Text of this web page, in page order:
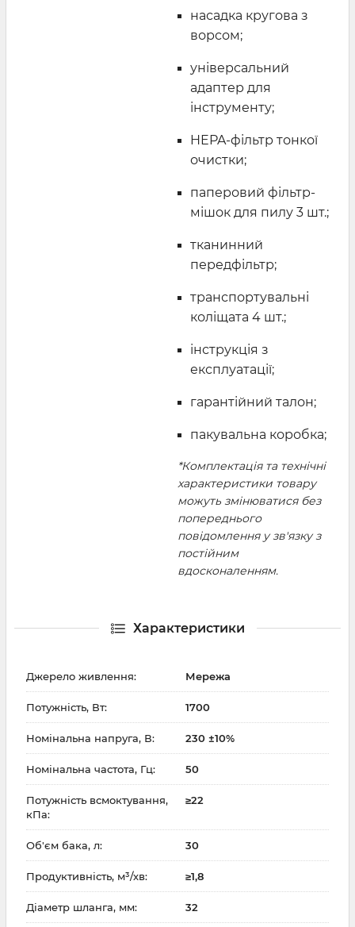
насадка кругова з
ворсом;
універсальний
адаптер для
інструменту;
HEPA-фільтр тонкої
очистки;
паперовий фільтр-
мішок для пилу 3 шт.;
тканинний
передфільтр;
транспортувальні
коліщата 4 шт.;
інструкція з
експлуатації;
гарантійний талон;
пакувальна коробка;
*Комплектація та технічні
характеристики товару
можуть змінюватися без
попереднього
повідомлення у зв'язку з
постійним
вдосконаленням.
Характеристики
Джерело живлення: Мережа
Потужність, Вт: 1700
Номінальна напруга, В: 230 ±10%
Номінальна частота, Гц: 50
Потужність всмоктування,
кПа:
≥22
Об'єм бака, л: 30
Продуктивність, м³/хв: ≥1,8
Діаметр шланга, мм: 32